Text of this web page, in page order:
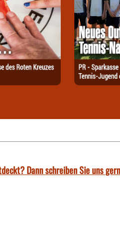
Dann schreiben Sie uns